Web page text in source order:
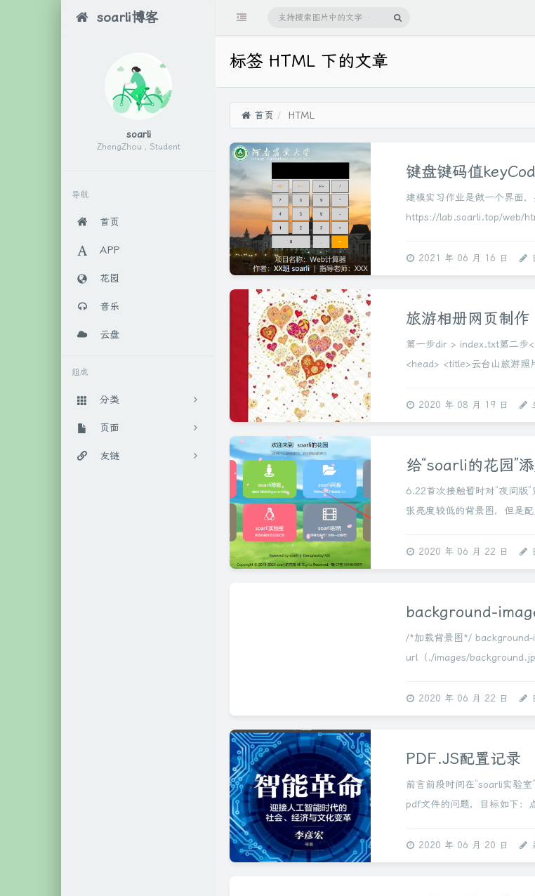
soarli博客
soarli
ZhengZhou , Student
导航
首页
APP
花园
音乐
云盘
组成
分类
289
日常随笔
88
实用教程
页面
百宝箱
友链
标签 HTML 下的文章
首页 HTML
键盘键码值
建模实习作业是做一个界面
https://lab.soarli.top/web/
2021 年 06 月 16 日
旅游相册网页制作
第一步dir > index.txt第二步
<head> <title>云台山旅游照
2020 年 08 月 19 日
给“soarli的花园”
6.22首次接触暂时对“夜间版
张亮度较低的背景图，但是
功能。不想罗嗦了，上代...
2020 年 06 月 22 日
background-
/*加载背景图*/ background-
url（./images/
2020 年 06 月 22 日
PDF.JS配置记录
前言前段时间在“soarli实验室
pdf文件的问题，目标如下：
明确提供下载/打印功能...
2020 年 06 月 20 日